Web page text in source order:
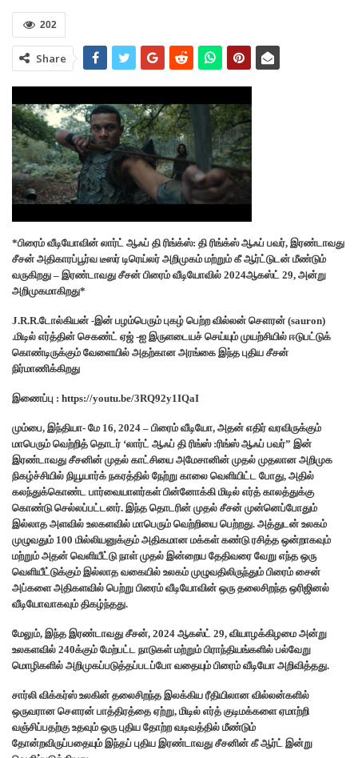
202
Share
*பிரைம் வீடியோவின் லார்ட் ஆஃப் தி ரிங்க்ஸ்: தி ரிங்க்ஸ் ஆஃப் பவர், இரண்டாவது
சீசன் அதிகாரப்பூர்வ டீஸர் டிரெய்லர் அறிமுகம் மற்றும் கீ ஆர்ட்டுடன் மீண்டும்
வருகிறது – இரண்டாவது சீசன் பிரைம் வீடியோவில் 2024ஆகஸ்ட் 29, அன்று
அறிமுகமாகிறது*
J.R.R.டோல்கியன் -இன் பழம்பெரும் புகழ் பெற்ற வில்லன் சௌரன் (sauron)
.மிடில் எர்த்தின் செகண்ட் ஏஜ் -ஐ இருளடையச் செய்யும் முயற்சியில் ஈடுபட்டுக்
கொண்டிருக்கும் வேளையில் அதற்கான அரங்கை இந்த புதிய சீசன்
நிர்மாணிக்கிறது
இணைப்பு : https://youtu.be/3RQ92y1IQaI
மும்பை, இந்தியா- மே 16, 2024 – பிரைம் வீடியோ, அதன் எதிர் வரவிருக்கும்
மாபெரும் வெற்றித் தொடர் ‘லார்ட் ஆஃப் தி ரிங்ஸ் :ரிங்ஸ் ஆஃப் பவர்” இன்
இரண்டாவது சீசனின் முதல் காட்சியை அமேசானின் முதல் முதலான அறிமுக
நிகழ்ச்சியில் நியூயார்க் நகரத்தில் நேற்று காலை வெளியிட்ட போது, அதில்
கலந்துக்கொண்ட பார்வையாளர்கள் பின்னோக்கி மிடில் எர்த் காலத்துக்கு
கொண்டு செல்லப்பட்டனர். இந்த தொடரின் முதல் சீசன் முன்னெப்போதும்
இல்லாத அளவில் உலகளவில் மாபெரும் வெற்றியை பெற்றது. அத்துடன் உலகம்
முழுவதும் 100 மில்லியனுக்கும் அதிகமான மக்கள் கண்டு ரசித்த ஒன்றாகவும்
மற்றும் அதன் வெளியீட்டு நாள் முதல் இன்றைய தேதிவரை வேறு எந்த ஒரு
வெளியீட்டுக்கும் இல்லாத வகையில் உலகம் முழுவதிலிருந்தும் பிரைம் சைன்
அப்களை அதிகளவில் பெற்று பிரைம் வீடியோவின் ஒரு தலைசிறந்த ஒரிஜினல்
வீடியோவாகவும் திகழ்ந்தது.
மேலும், இந்த இரண்டாவது சீசன், 2024 ஆகஸ்ட் 29, வியாழக்கிழமை அன்று
உலகளவில் 240க்கும் மேற்பட்ட நாடுகள் மற்றும் பிராந்தியங்களில் பல்வேறு
மொழிகளில் அறிமுகப்படுத்தப்படப்போ வதையும் பிரைம் வீடியோ அறிவித்தது.
சார்லி விக்கர்ஸ் உலகின் தலைசிறந்த இலக்கிய ரீதியிலான வில்லன்களில்
ஒருவரான சௌரன் பாத்திரத்தை ஏற்று, மிடில் எர்த் குடிமக்களை ஏமாற்றி
வஞ்சிப்பதற்கு உதவும் ஒரு புதிய தோற்ற வடிவத்தில் மீண்டும்
தோன்றவிருப்பதையும் இந்தப் புதிய இரண்டாவது சீசனின் கீ ஆர்ட் இன்று